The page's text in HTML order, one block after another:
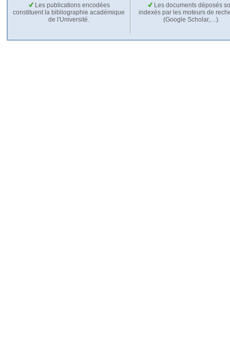
Les publications encodées
constituent la bibliographie académique
de l'Université.
Les documents déposés
indexés par les moteurs de
(Google Scholar,…).